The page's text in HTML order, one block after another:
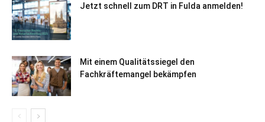
Jetzt schnell zum DRT in Fulda anmelden!
Mit einem Qualitätssiegel den
Fachkräftemangel bekämpfen